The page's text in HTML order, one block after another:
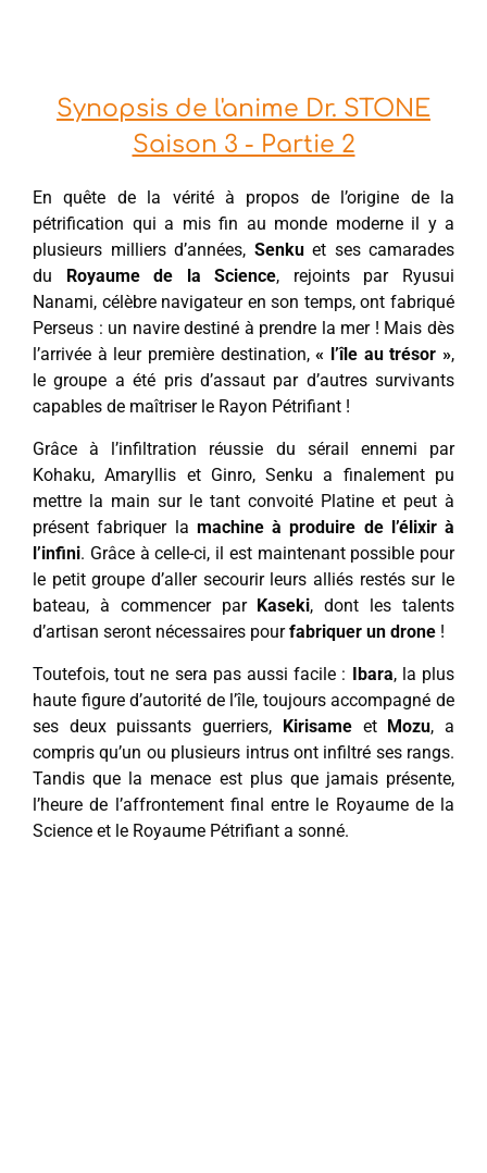
Synopsis de l'anime Dr. STONE
Saison 3 - Partie 2
En quête de la vérité à propos de l’origine de la
pétrification qui a mis fin au monde moderne il y a
plusieurs milliers d’années, Senkuet ses camarades
du
Royaume de la Science, rejoints par Ryusui
Nanami, célèbre navigateur en son temps, ont fabriqué
Perseus : un navire destiné à prendre la mer ! Mais dès
l’arrivée à leur première destination,« l’île au trésor »,
le groupe a été pris d’assaut par d’autres survivants
capables de maîtriser le Rayon Pétrifiant !
Grâce à l’infiltration réussie du sérail ennemi par
Kohaku, Amaryllis et Ginro, Senku a finalement pu
mettre la main sur le tant convoité Platine et peut à
présent fabriquer la machine à produire de l’élixir à
l’infini. Grâce à celle-ci, il est maintenant possible pour
le petit groupe d’aller secourir leurs alliés restés sur le
bateau, à commencer par Kaseki, dont les talents
d’artisan seront nécessaires pourfabriquer un drone !
Toutefois, tout ne sera pas aussi facile : Ibara, la plus
haute figure d’autorité de l’île, toujours accompagné de
ses deux puissants guerriers,
Kirisameet Mozu, a
compris qu’un ou plusieurs intrus ont infiltré ses rangs.
Tandis que la menace est plus que jamais présente,
l’heure de l’affrontement final entre le Royaume de la
Science et le Royaume Pétrifiant a sonné.